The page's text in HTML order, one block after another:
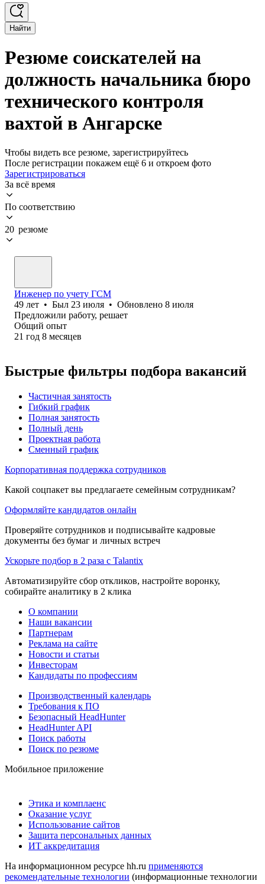
Найти
Резюме соискателей на
должность начальника бюро
технического контроля
вахтой в Ангарске
Чтобы видеть все резюме, зарегистрируйтесь
После регистрации покажем ещё 6 и откроем фото
Зарегистрироваться
За всё время
По соответствию
20 резюме
Инженер по учету ГСМ
49 лет • Был 23 июля • Обновлено 8 июля
Предложили работу, решает
Общий опыт
21 год 8 месяцев
Быстрые фильтры подбора вакансий
Частичная занятость
Гибкий график
Полная занятость
Полный день
Проектная работа
Сменный график
Корпоративная поддержка сотрудников
Какой соцпакет вы предлагаете семейным сотрудникам?
Оформляйте кандидатов онлайн
Проверяйте сотрудников и подписывайте кадровые
документы без бумаг и личных встреч
Ускорьте подбор в 2 раза с Talantix
Автоматизируйте сбор откликов, настройте воронку,
собирайте аналитику в 2 клика
О компании
Наши вакансии
Партнерам
Реклама на сайте
Новости и статьи
Инвесторам
Кандидаты по профессиям
Производственный календарь
Требования к ПО
Безопасный HeadHunter
HeadHunter API
Поиск работы
Поиск по резюме
Мобильное приложение
Этика и комплаенс
Оказание услуг
Использование сайтов
Защита персональных данных
ИТ аккредитация
На информационном ресурсе hh.ru применяются
рекомендательные технологии (информационные технологии